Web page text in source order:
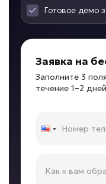
Готовое демо
Заявка на
Заполните 3
течение 1–2